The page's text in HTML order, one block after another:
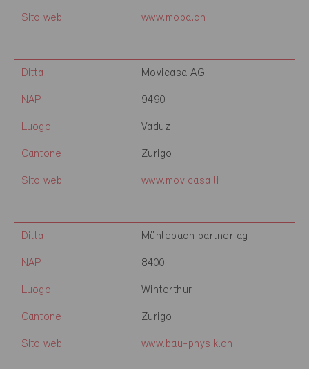
Sito web www.mopa.ch
Ditta Movicasa AG
NAP 9490
Luogo Vaduz
Cantone Zurigo
Sito web www.movicasa.li
Ditta Mühlebach partner ag
NAP 8400
Luogo Winterthur
Cantone Zurigo
Sito web www.bau-physik.ch